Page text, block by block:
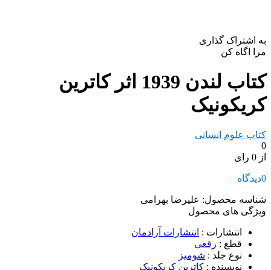
به اشتراک گذاری
مرا اگاه کن
کتاب لندن 1939 اثر کاترین
کریکونیک
کتاب علوم انسانی
0
از 0 رای
0دیدگاه
شناسه محصول: علیرضا بهرامی
ویژگی های محصول
انتشارات : انتشارات آرادمان
قطع : رقعی
نوع جلد : شومیز
نویسنده : کاترین کریکونیک